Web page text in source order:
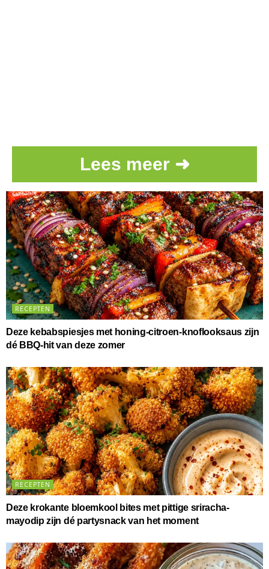
Lees meer ➜
RECEPTEN
Deze kebabspiesjes met honing-citroen-knoflooksaus zijn
dé BBQ-hit van deze zomer
RECEPTEN
Deze krokante bloemkool bites met pittige sriracha-
mayodip zijn dé partysnack van het moment